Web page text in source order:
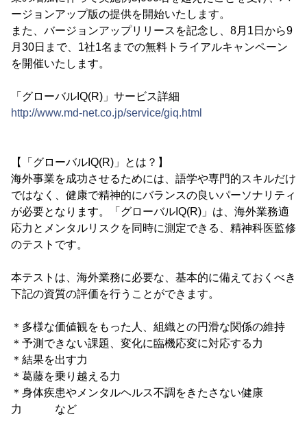
ージョンアップ版の提供を開始いたします。
また、バージョンアップリリースを記念し、8月1日から9
月30日まで、1社1名までの無料トライアルキャンペーン
を開催いたします。
「グローバルIQ(R)」サービス詳細
http://www.md-net.co.jp/service/giq.html
【「グローバルIQ(R)」とは？】
海外事業を成功させるためには、語学や専門的スキルだけ
ではなく、健康で精神的にバランスの良いパーソナリティ
が必要となります。「グローバルIQ(R)」は、海外業務適
応力とメンタルリスクを同時に測定できる、精神科医監修
のテストです。
本テストは、海外業務に必要な、基本的に備えておくべき
下記の資質の評価を行うことができます。
＊多様な価値観をもった人、組織との円滑な関係の維持
＊予測できない課題、変化に臨機応変に対応する力
＊結果を出す力
＊葛藤を乗り越える力
＊身体疾患やメンタルヘルス不調をきたさない健康
力 など